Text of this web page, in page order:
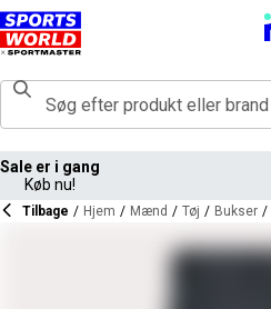
Sale er i gang
Køb nu!
Tilbage / Hjem / Mænd / Tøj / Bukser /